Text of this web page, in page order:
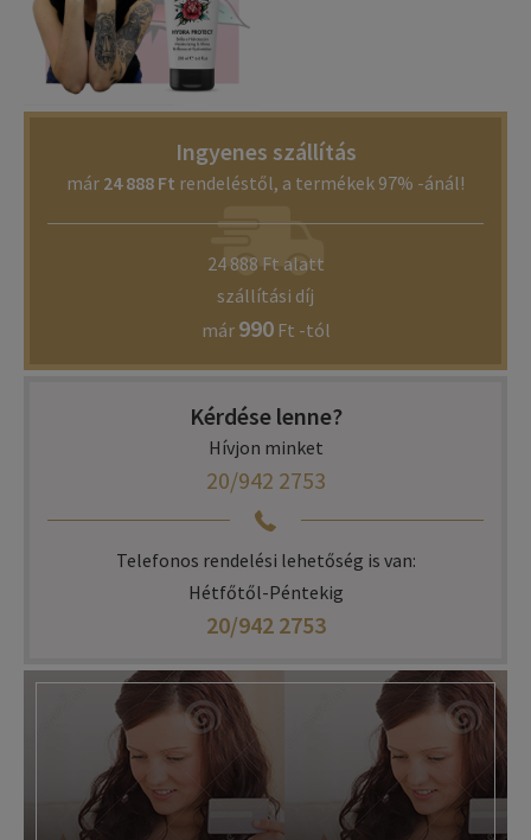
Ingyenes szállítás
már 24 888 Ft rendeléstől, a termékek 97% -ánál!
24 888 Ft alatt
szállítási díj
már 990Ft -tól
Kérdése lenne?
Hívjon minket
20/942 2753
Telefonos rendelési lehetőség is van:
Hétfőtől-Péntekig
20/942 2753